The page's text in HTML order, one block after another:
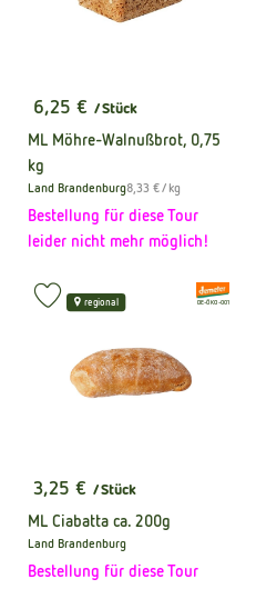
, Preis:
6,25 € / Stück
ML Möhre-Walnußbrot, 0,75
kg
, Herkunft:
Land Brandenburg, Referenzpreis:
8,33 €/ kg
Bestellung für diese Tour
leider nicht mehr möglich!
, Preis:
3,25 € / Stück
ML Ciabatta ca. 200g
, Herkunft:
Land Brandenburg
Bestellung für diese Tour
, Verband:
, Kontrollstelle:
DE-ÖKO-001
regional
Produkt zu Favouriten hinzufügen